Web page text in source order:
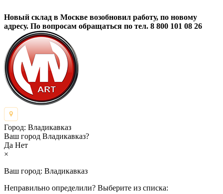
Новый склад в Москве возобновил работу, по новому
адресу. По вопросам обращаться по тел. 8 800 101 08 26
Город: Владикавказ
Ваш город Владикавказ?
Да Нет
×
Ваш город: Владикавказ
Неправильно определили? Выберите из списка: